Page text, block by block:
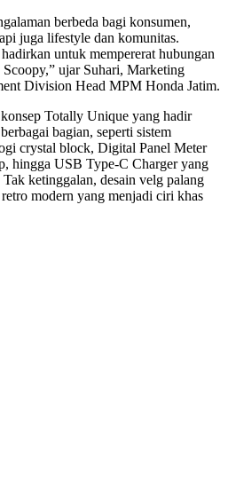
berbeda bagi konsumen,
juga lifestyle dan komunitas.
untuk mempererat hubungan
ujar Suhari, Marketing
Division Head MPM Honda Jatim.
Totally Unique yang hadir
bagian, seperti sistem
crystal block, Digital Panel Meter
hingga USB Type-C Charger yang
ketinggalan, desain velg palang
modern yang menjadi ciri khas